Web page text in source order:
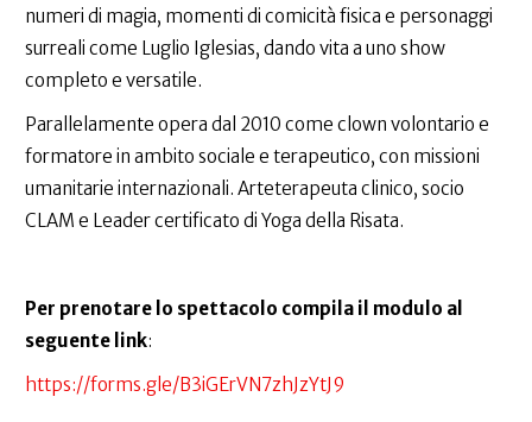
numeri di magia, momenti di comicità fisica e personaggi
surreali come Luglio Iglesias, dando vita a uno show
completo e versatile.
Parallelamente opera dal 2010 come clown volontario e
formatore in ambito sociale e terapeutico, con missioni
umanitarie internazionali. Arteterapeuta clinico, socio
CLAM e Leader certificato di Yoga della Risata.
Per prenotare lo spettacolo compila il modulo al
seguente link:
https://forms.gle/B3iGErVN7zhJzYtJ9